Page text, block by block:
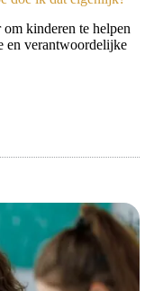
kinderen te helpen
en verantwoordelijke